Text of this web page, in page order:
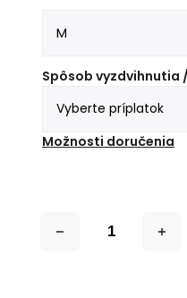
Spôsob vyzdvihnutia
Možnosti doručenia